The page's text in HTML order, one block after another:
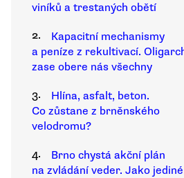
viníků a trestaných obětí
2.
Kapacitní mechanismy
a peníze z rekultivací.
zase obere nás všechny
3.
Hlína, asfalt, beton.
Co zůstane z brněnského
velodromu?
4.
Brno chystá akční plán
na zvládání veder. Jako jediné